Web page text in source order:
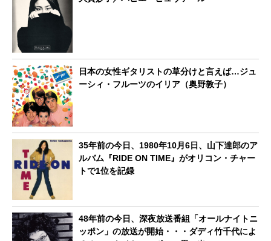
日本の女性ギタリストの草分けと言えば…ジュ
ーシィ・フルーツのイリア（奥野敦子）
35年前の今日、1980年10月6日、山下達郎のア
ルバム『RIDE ON TIME』がオリコン・チャー
トで1位を記録
48年前の今日、深夜放送番組「オールナイトニ
ッポン」の放送が開始・・・ダディ竹千代によ